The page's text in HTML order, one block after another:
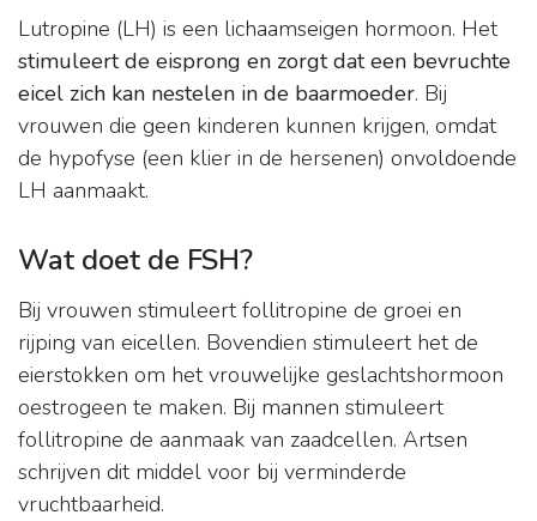
Lutropine (LH) is een lichaamseigen hormoon. Het
stimuleert de eisprong en zorgt dat een bevruchte
eicel zich kan nestelen in de baarmoeder. Bij
vrouwen die geen kinderen kunnen krijgen, omdat
de hypofyse (een klier in de hersenen) onvoldoende
LH aanmaakt.
Wat doet de FSH?
Bij vrouwen stimuleert follitropine de groei en
rijping van eicellen. Bovendien stimuleert het de
eierstokken om het vrouwelijke geslachtshormoon
oestrogeen te maken. Bij mannen stimuleert
follitropine de aanmaak van zaadcellen. Artsen
schrijven dit middel voor bij verminderde
vruchtbaarheid.